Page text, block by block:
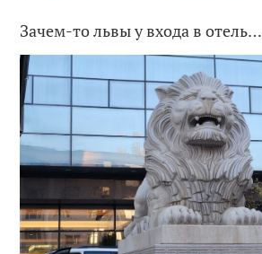
Зачем-то львы у входа в отель…